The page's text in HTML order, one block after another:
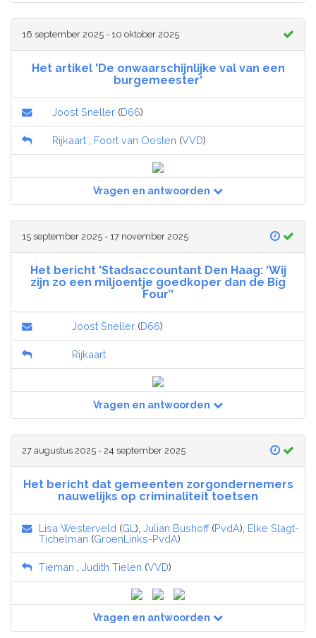
16 september 2025 - 10 oktober 2025
Het artikel 'De onwaarschijnlijke val van een
burgemeester'
Joost Sneller (D66)
Rijkaart Foort van Oosten (VVD)
Vragen en antwoorden
15 september 2025 - 17 november 2025
Het bericht 'Stadsaccountant Den Haag: ‘Wij
zijn zo een miljoentje goedkoper dan de Big
Four’'
Joost Sneller (D66)
Rijkaart
Vragen en antwoorden
27 augustus 2025 - 24 september 2025
Het bericht dat gemeenten zorgondernemers
nauwelijks op criminaliteit toetsen
Lisa Westerveld (GL ), Julian Bushoff(PvdA), Elke Slagt-
Tichelman (GroenLinks-PvdA)
Tieman Judith Tielen (VVD)
Vragen en antwoorden